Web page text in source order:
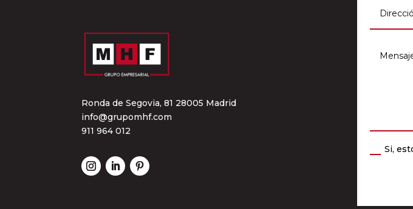
Ronda de Segovia, 81 28005 Madrid
info@grupomhf.com
911 964 012
Si,